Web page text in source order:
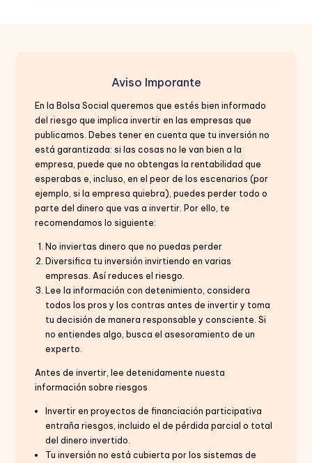
Aviso Imporante
En la Bolsa Social queremos que estés bien informado
del riesgo que implica invertir en las empresas que
publicamos. Debes tener en cuenta que tu inversión no
está garantizada: si las cosas no le van bien a la
empresa, puede que no obtengas la rentabilidad que
esperabas e, incluso, en el peor de los escenarios (por
ejemplo, si la empresa quiebra), puedes perder todo o
parte del dinero que vas a invertir. Por ello, te
recomendamos lo siguiente:
No inviertas dinero que no puedas perder
Diversifica tu inversión invirtiendo en varias
empresas. Así reduces el riesgo.
Lee la información con detenimiento, considera
todos los pros y los contras antes de invertir y toma
tu decisión de manera responsable y consciente. Si
no entiendes algo, busca el asesoramiento de un
experto.
Antes de invertir, lee detenidamente nuesta
información sobre riesgos
Invertir en proyectos de financiación participativa
entraña riesgos, incluido el de pérdida parcial o total
del dinero invertido.
Tu inversión no está cubierta por los sistemas de